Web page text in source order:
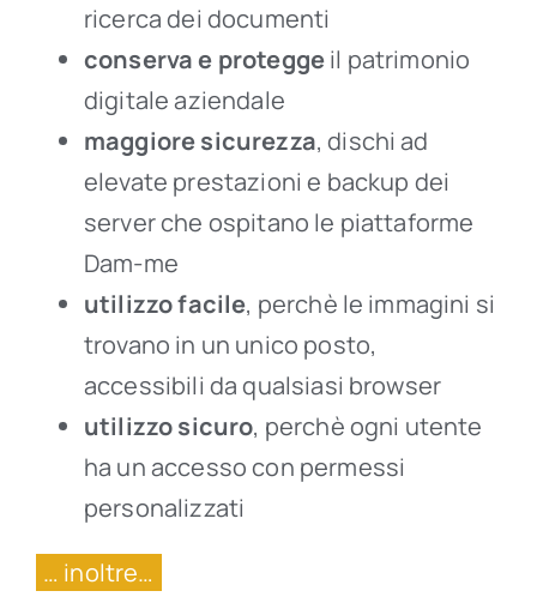
ricerca dei documenti
conserva e proteggeil patrimonio
digitale aziendale
maggiore sicurezza, dischi ad
elevate prestazioni e backup dei
server che ospitano le piattaforme
Dam-me
utilizzo facile, perchè le immagini si
trovano in un unico posto,
accessibili da qualsiasi browser
utilizzo sicuro, perchè ogni utente
ha un accesso con permessi
personalizzati
… inoltre…